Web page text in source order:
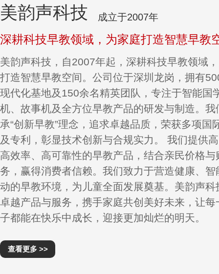
美韵声科技 成立于2007年
深耕科技早教领域，为家庭打造智慧早教
美韵声科技，自2007年起，深耕科技早教领域
打造智慧早教空间。公司位于深圳龙岗，拥有
现代化基地及150余名精英团队，专注于智能国
机、故事机及全方位早教产品的研发与制造。我
承“创新早教”理念，追求卓越品质，荣获多项国
及专利，彰显技术创新与合规实力。 我们提供
高效率、高可靠性的早教产品，结合亲民价格与
务，赢得消费者信赖。我们致力于营造健康、智
动的早教环境，为儿童全面发展奠基。美韵声科
卓越产品与服务，携手家庭共创美好未来，让每
子都能在快乐中成长，迎接更加灿烂的明天。
查看更多 >>